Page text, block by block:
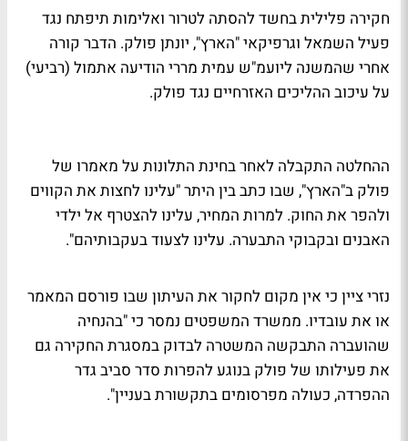
חקירה פלילית בחשד להסתה לטרור ואלימות תיפתח נגד
פעיל השמאל וגרפיקאי "הארץ", יונתן פולק. הדבר קורה
אחרי שהמשנה ליועמ"ש עמית מררי הודיעה אתמול (רביעי)
על עיכוב ההליכים האזרחיים נגד פולק.
ההחלטה התקבלה לאחר בחינת התלונות על מאמרו של
פולק ב"הארץ", שבו כתב בין היתר "עלינו לחצות את הקווים
ולהפר את החוק. למרות המחיר, עלינו להצטרף אל ילדי
האבנים ובקבוקי התבערה. עלינו לצעוד בעקבותיהם".
נזרי ציין כי אין מקום לחקור את העיתון שבו פורסם המאמר
או את עובדיו. ממשרד המשפטים נמסר כי "בהנחיה
שהועברה התבקשה המשטרה לבדוק במסגרת החקירה גם
את פעילותו של פולק בנוגע להפרות סדר סביב גדר
ההפרדה, כעולה מפרסומים בתקשורת בעניין".